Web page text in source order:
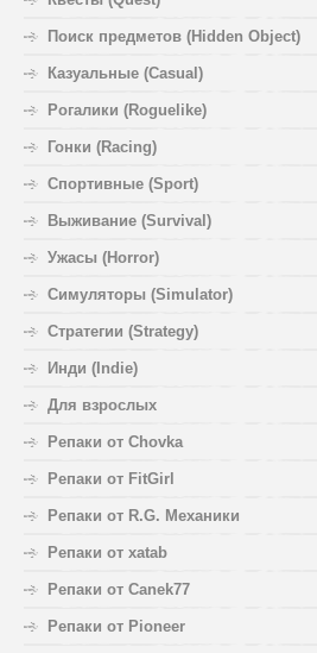
Поиск предметов (Hidden Object)
Казуальные (Casual)
Рогалики (Roguelike)
Гонки (Racing)
Спортивные (Sport)
Выживание (Survival)
Ужасы (Horror)
Симуляторы (Simulator)
Стратегии (Strategy)
Инди (Indie)
Для взрослых
Репаки от Chovka
Репаки от FitGirl
Репаки от R.G. Механики
Репаки от xatab
Репаки от Canek77
Репаки от Pioneer